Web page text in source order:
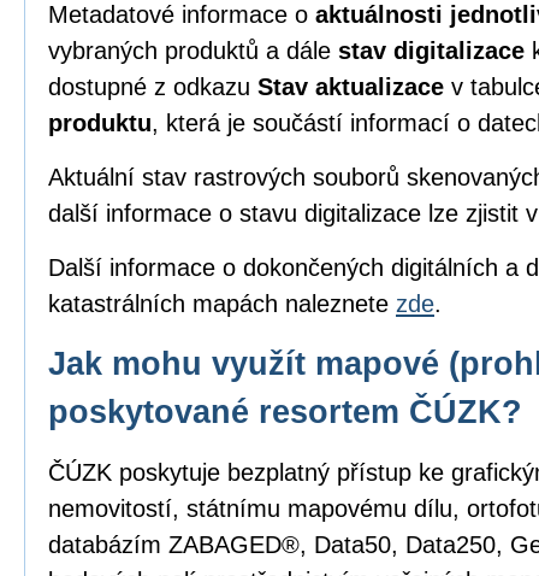
Metadatové informace o aktuálnosti
vybraných produktů a dále stav digitalizace
dostupné z odkazu Stav aktualizace v
produktu, která je součástí informací o
Aktuální stav rastrových souborů
další informace o stavu digitalizace lze zjistit
Další informace o dokončených digitálních a
katastrálních mapách naleznete zde.
Jak mohu využít mapové
poskytované resortem ČÚZK?
ČÚZK poskytuje bezplatný přístup ke
nemovitostí, státnímu mapovému dílu,
databázím ZABAGED®, Data50, Data250,